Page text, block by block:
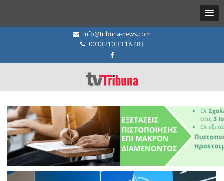
info@tribuna-news.com
0030 210 33 18 483